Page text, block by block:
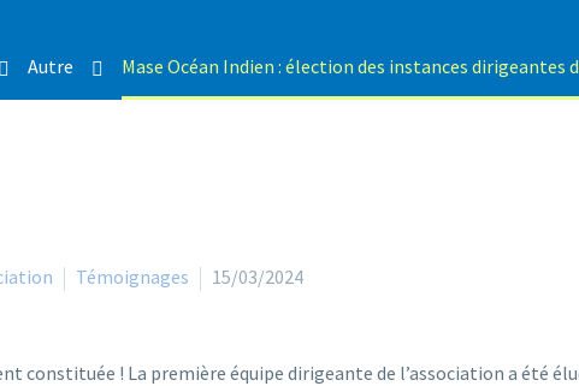
Autre Mase Océan Indien : élection des instances dirigeantes
Témoignages 15/03/2024
constituée ! La première équipe dirigeante de l’association a été